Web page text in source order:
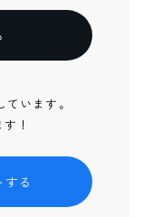
います。
！
る